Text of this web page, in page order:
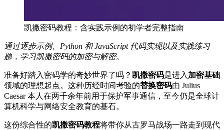
凯撒密码教程：含实践示例的初学者完整指南
通过逐步示例、Python 和 JavaScript 代码实现以及实践练习
题，学习凯撒密码的加密与解密。
准备好踏入密码学的奇妙世界了吗？ 凯撒密码是进入 加密基础
领域的理想起点。这种历经时间考验的替换密码由 Julius
Caesar 本人在两千余年前用于保护军事通信，至今仍是全球计
算机科学与网络安全教育的基石。
这份综合性的凯撒密码教程将带你从古罗马战场一路走到现代